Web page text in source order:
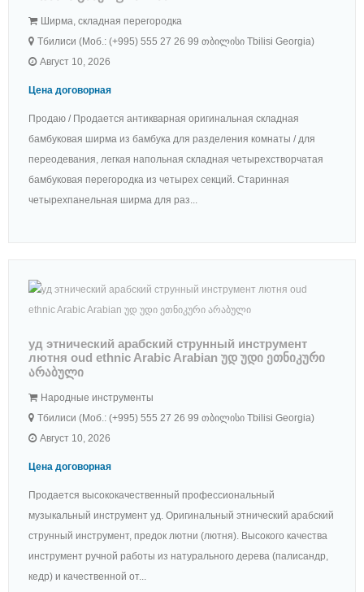
Ширма, складная перегородка
Тбилиси (Моб.: (+995) 555 27 26 99 თბილისი Tbilisi Georgia)
Август 10, 2026
Цена договорная
Продаю / Продается антикварная оригинальная складная
бамбуковая ширма из бамбука для разделения комнаты / для
переодевания, легкая напольная складная четырехстворчатая
бамбуковая перегородка из четырех секций. Старинная
четырехпанельная ширма для раз...
уд этнический арабский струнный инструмент
лютня oud ethnic Arabic Arabian უდ უდი ეთნიკური
არაბული
Народные инструменты
Тбилиси (Моб.: (+995) 555 27 26 99 თბილისი Tbilisi Georgia)
Август 10, 2026
Цена договорная
Продается высококачественный профессиональный
музыкальный инструмент уд. Оригинальный этнический арабский
струнный инструмент, предок лютни (лютня). Высокого качества
инструмент ручной работы из натурального дерева (палисандр,
кедр) и качественной от...